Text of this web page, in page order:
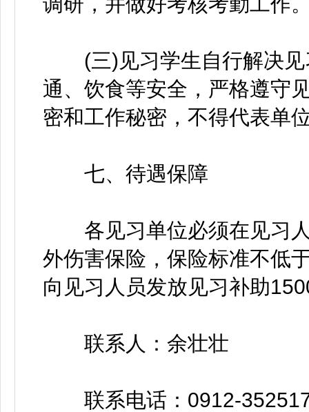
(三)见习学生自行解决见
通、饮食等安全，严格遵守
密和工作秘密，不得代表单
七、待遇保障
各见习单位必须在见习人
外伤害保险，保险标准不低
向见习人员发放见习补助
联系人：余壮壮
联系电话：0912-